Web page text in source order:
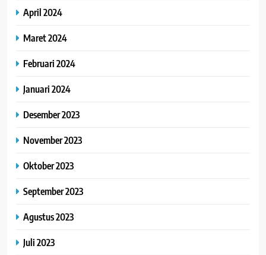
April 2024
Maret 2024
Februari 2024
Januari 2024
Desember 2023
November 2023
Oktober 2023
September 2023
Agustus 2023
Juli 2023